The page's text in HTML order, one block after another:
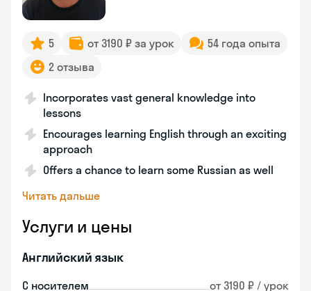
5 от 3190 ₽ за урок
54 года опыта
2 отзыва
Incorporates vast general knowledge into
lessons
Encourages learning English through an exciting
approach
Offers a chance to learn some Russian as well
Читать дальше
Услуги и цены
Английский язык
С носителем от 3190 ₽ / урок